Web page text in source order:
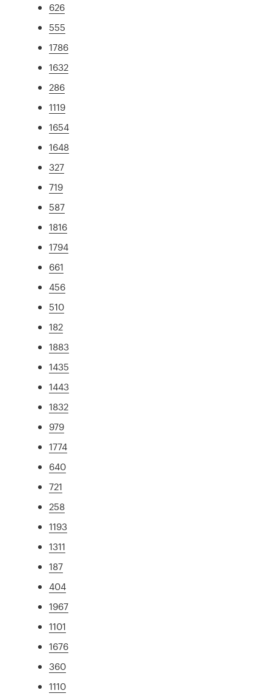
626
555
1786
1632
286
1119
1654
1648
327
719
587
1816
1794
661
456
510
182
1883
1435
1443
1832
979
1774
640
721
258
1193
1311
187
404
1967
1101
1676
360
1110